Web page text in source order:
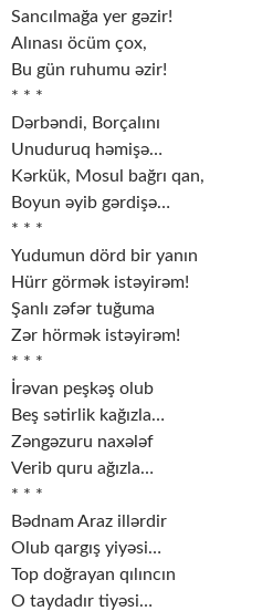
Sancılmağa yer gəzir!
Alınası öcüm çox,
Bu gün ruhumu əzir!
* * *
Dərbəndi, Borçalını
Unuduruq həmişə…
Kərkük, Mosul bağrı qan,
Boyun əyib gərdişə…
* * *
Yudumun dörd bir yanın
Hürr görmək istəyirəm!
Şanlı zəfər tuğuma
Zər hörmək istəyirəm!
* * *
İrəvan peşkəş olub
Beş sətirlik kağızla…
Zəngəzuru naxələf
Verib quru ağızla…
* * *
Bədnam Araz illərdir
Olub qargış yiyəsi…
Top doğrayan qılıncın
O taydadır tiyəsi…